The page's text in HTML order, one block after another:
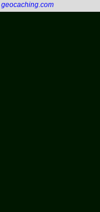
geocaching.com